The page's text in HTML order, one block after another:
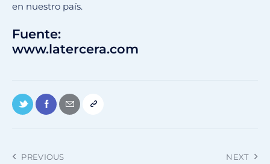
en nuestro país.
Fuente:
www.latercera.com
PREVIOUS NEXT